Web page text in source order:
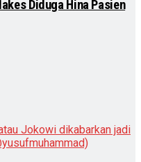
Diduga Hina Pasien